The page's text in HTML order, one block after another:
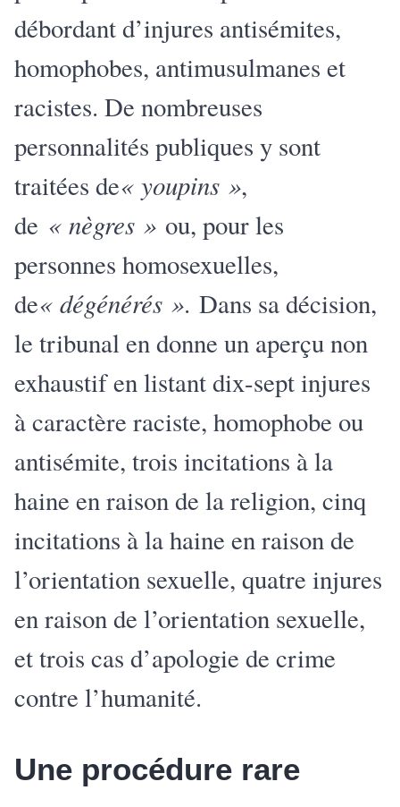
débordant d’injures antisémites,
homophobes, antimusulmanes et
racistes. De nombreuses
personnalités publiques y sont
traitées de« youpins »,
de « nègres » ou, pour les
personnes homosexuelles,
de« dégénérés ». Dans sa décision,
le tribunal en donne un aperçu non
exhaustif en listant dix-sept injures
à caractère raciste, homophobe ou
antisémite, trois incitations à la
haine en raison de la religion, cinq
incitations à la haine en raison de
l’orientation sexuelle, quatre injures
en raison de l’orientation sexuelle,
et trois cas d’apologie de crime
contre l’humanité.
Une procédure rare